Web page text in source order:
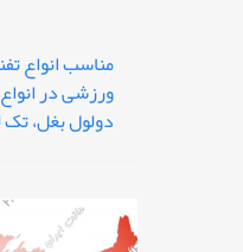
مناسب انواع
ورزشی در
دولول بغل، تک